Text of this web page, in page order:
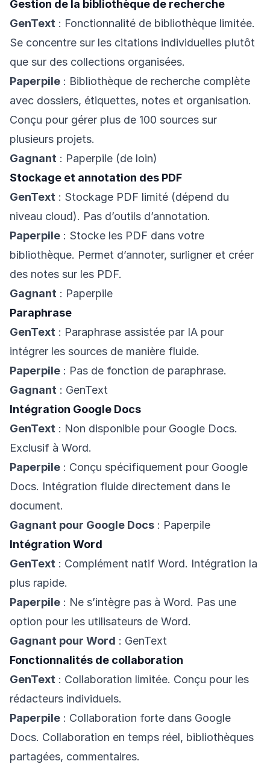
Gestion de la bibliothèque de recherche
GenText : Fonctionnalité de bibliothèque limitée.
Se concentre sur les citations individuelles plutôt
que sur des collections organisées.
Paperpile : Bibliothèque de recherche complète
avec dossiers, étiquettes, notes et organisation.
Conçu pour gérer plus de 100 sources sur
plusieurs projets.
Gagnant : Paperpile (de loin)
Stockage et annotation des PDF
GenText : Stockage PDF limité (dépend du
niveau cloud). Pas d’outils d’annotation.
Paperpile : Stocke les PDF dans votre
bibliothèque. Permet d’annoter, surligner et créer
des notes sur les PDF.
Gagnant : Paperpile
Paraphrase
GenText : Paraphrase assistée par IA pour
intégrer les sources de manière fluide.
Paperpile : Pas de fonction de paraphrase.
Gagnant : GenText
Intégration Google Docs
GenText : Non disponible pour Google Docs.
Exclusif à Word.
Paperpile : Conçu spécifiquement pour Google
Docs. Intégration fluide directement dans le
document.
Gagnant pour Google Docs : Paperpile
Intégration Word
GenText : Complément natif Word. Intégration la
plus rapide.
Paperpile : Ne s’intègre pas à Word. Pas une
option pour les utilisateurs de Word.
Gagnant pour Word : GenText
Fonctionnalités de collaboration
GenText : Collaboration limitée. Conçu pour les
rédacteurs individuels.
Paperpile : Collaboration forte dans Google
Docs. Collaboration en temps réel, bibliothèques
partagées, commentaires.